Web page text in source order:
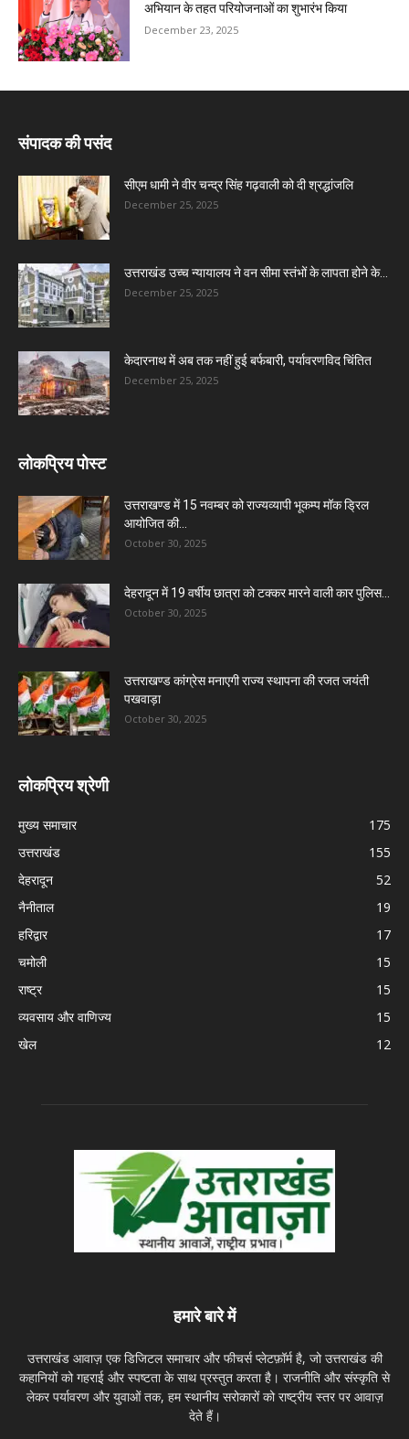
अभियान के तहत परियोजनाओं का शुभारंभ किया
December 23, 2025
संपादक की पसंद
सीएम धामी ने वीर चन्द्र सिंह गढ़वाली को दी श्रद्धांजलि
December 25, 2025
उत्तराखंड उच्च न्यायालय ने वन सीमा स्तंभों के लापता होने के...
December 25, 2025
केदारनाथ में अब तक नहीं हुई बर्फबारी, पर्यावरणविद चिंतित
December 25, 2025
लोकप्रिय पोस्ट
उत्तराखण्ड में 15 नवम्बर को राज्यव्यापी भूकम्प मॉक ड्रिल
आयोजित की...
October 30, 2025
देहरादून में 19 वर्षीय छात्रा को टक्कर मारने वाली कार पुलिस...
October 30, 2025
उत्तराखण्ड कांग्रेस मनाएगी राज्य स्थापना की रजत जयंती
पखवाड़ा
October 30, 2025
लोकप्रिय श्रेणी
मुख्य समाचार
175
उत्तराखंड
155
देहरादून
52
नैनीताल
19
हरिद्वार
17
चमोली
15
राष्ट्र
15
व्यवसाय और वाणिज्य
15
खेल
12
हमारे बारे में
उत्तराखंड आवाज़ एक डिजिटल समाचार और फीचर्स प्लेटफ़ॉर्म है, जो उत्तराखंड की
कहानियों को गहराई और स्पष्टता के साथ प्रस्तुत करता है। राजनीति और संस्कृति से
लेकर पर्यावरण और युवाओं तक, हम स्थानीय सरोकारों को राष्ट्रीय स्तर पर आवाज़
देते हैं।